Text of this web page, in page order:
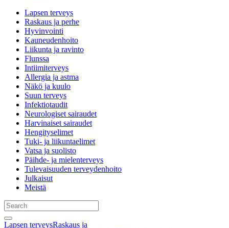
Lapsen terveys
Raskaus ja perhe
Hyvinvointi
Kauneudenhoito
Liikunta ja ravinto
Flunssa
Intiimiterveys
Allergia ja astma
Näkö ja kuulo
Suun terveys
Infektiotaudit
Neurologiset sairaudet
Harvinaiset sairaudet
Hengityselimet
Tuki- ja liikuntaelimet
Vatsa ja suolisto
Päihde- ja mielenterveys
Tulevaisuuden terveydenhoito
Julkaisut
Meistä
Lapsen terveysRaskaus ja